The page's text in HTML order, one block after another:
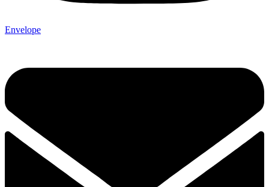
Envelope